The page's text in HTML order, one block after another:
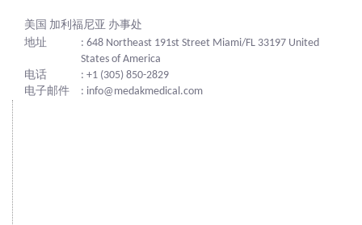
美国 加利福尼亚 办事处
地址
: 648 Northeast 191st Street Miami/FL 33197 United
States of America
电话
: +1 (305) 850-2829
电子邮件
: info@medakmedical.com